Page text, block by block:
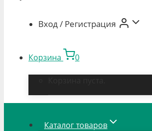
Вход / Регистрация
Корзина 0
Каталог товаров